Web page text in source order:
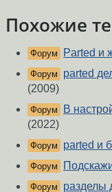
Похожие
Форум Parted и
Форум
parted
(2009)
Форум
В
(2022)
Форум parted и
Форум
Форум разделы